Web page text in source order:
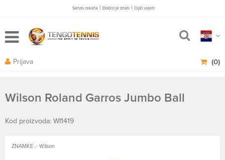
Servis reketa | Dobro je znati | Opči uvjeti
(0)
Prijava
Wilson Roland Garros Jumbo Ball
Kod proizvoda: WI1419
ZNAMKE Wilson